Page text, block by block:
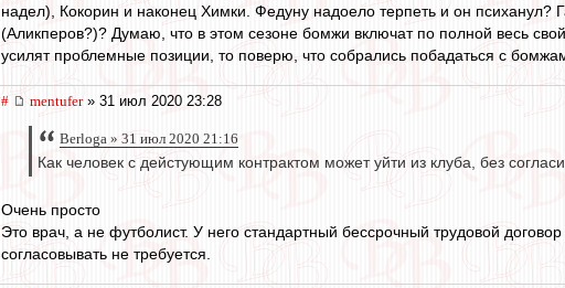
надел), Кокорин и наконец Химки. Федуну надоело терпеть и он психанул?
(Аликперов?)? Думаю, что в этом сезоне бомжи включат по полной весь
усилят проблемные позиции, то поверю, что собрались побадаться с
# mentufer» 31 июл 2020 23:28
Berloga » 31 июл 2020 21:16
Как человек с дейстующим контрактом может уйти из клуба, без
Очень просто
Это врач, а не футболист. У него стандартный бессрочный трудовой
согласовывать не требуется.